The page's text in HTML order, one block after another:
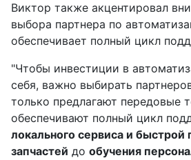
Виктор также акцентировал
выбора партнера по
обеспечивает полный цикл
"Чтобы инвестиции в
себя, важно выбирать
только предлагают передовые
обеспечивают полный цикл
локального сервиса и быстрой
запчастей до обучения